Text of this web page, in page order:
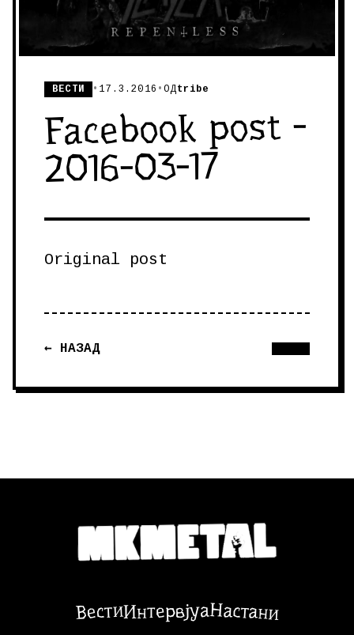
ВЕСТИ • 17.3.2016 •ОДtribe
Facebook post -
2016-03-17
Original post
← НАЗАД
ВестиИнтервјуаНастани